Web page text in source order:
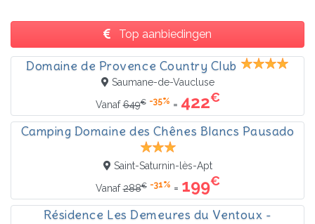
Top aanbiedingen
Domaine de Provence Country Club
Saumane-de-Vaucluse
Vanaf649€ -35% = 422€
Camping Domaine des Chênes Blancs Pausado
Saint-Saturnin-lès-Apt
Vanaf288€ -31% = 199€
Résidence Les Demeures du Ventoux -